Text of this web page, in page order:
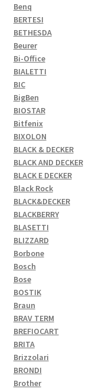
Benq
BERTESI
BETHESDA
Beurer
Bi-Office
BIALETTI
BIC
BigBen
BIOSTAR
Bitfenix
BIXOLON
BLACK & DECKER
BLACK AND DECKER
BLACK E DECKER
Black Rock
BLACK&DECKER
BLACKBERRY
BLASETTI
BLIZZARD
Borbone
Bosch
Bose
BOSTIK
Braun
BRAV TERM
BREFIOCART
BRITA
Brizzolari
BRONDI
Brother